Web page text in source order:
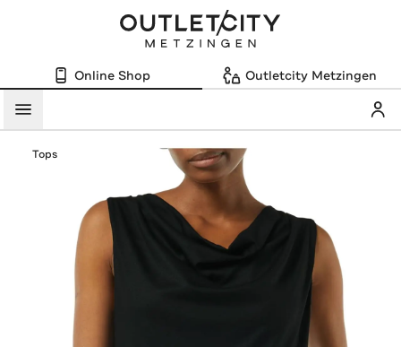
Online Shop Outletcity Metzingen
Menü
Tops